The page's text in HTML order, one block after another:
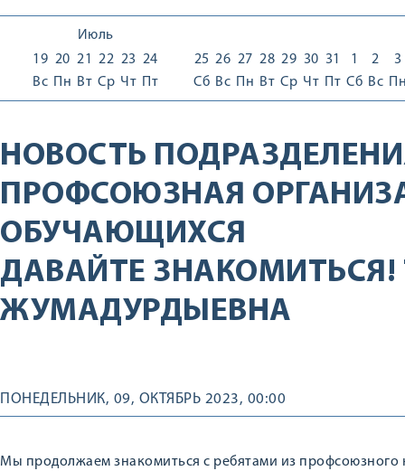
Июль
19
Вс
20
Пн
21
Вт
22
Ср
23
Чт
24
Пт
25
Сб
26
Вс
27
Пн
28
Вт
29
Ср
30
Чт
31
Пт
1
Сб
2
Вс
3
НОВОСТЬ
ПРОФСОЮЗНАЯ
ОБУЧАЮЩИХСЯ
ДАВАЙТЕ
ЖУМАДУРДЫЕВНА
ПОНЕДЕЛЬНИК, 09, ОКТЯБРЬ 2023, 00:00
Мы продолжаем знакомиться с ребятами из профсоюзного